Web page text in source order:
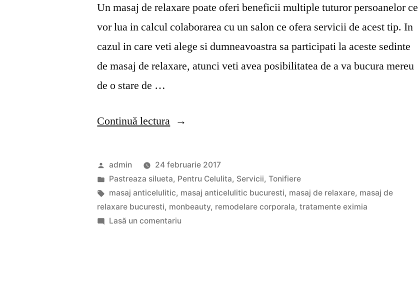
Un masaj de relaxare poate oferi beneficii multiple tuturor persoanelor ce
vor lua in calcul colaborarea cu un salon ce ofera servicii de acest tip. In
cazul in care veti alege si dumneavoastra sa participati la aceste sedinte
de masaj de relaxare, atunci veti avea posibilitatea de a va bucura mereu
de o stare de …
Continuă lectura„Care
beneficiile
unui
masaj
de
Publicat
de
admin
24 februarie 2017
Publicat
în
Pastreaza silueta, Pentru Celulita, Servicii,Tonifiere
Etichete:
masaj anticelulitic, masaj anticelulitic bucuresti, masaj de relaxare, masaj de
relaxare bucuresti, monbeauty, remodelare corporala,tratamente eximia
Lasă un comentariu